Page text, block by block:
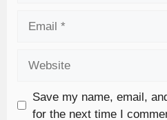
Save my name, email,
for the next time I